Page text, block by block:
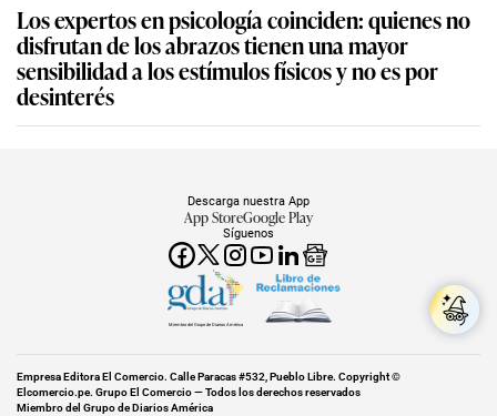
Los expertos en psicología coinciden: quienes no
disfrutan de los abrazos tienen una mayor
sensibilidad a los estímulos físicos y no es por
desinterés
Síguenos
Descarga nuestra App
App StoreGoogle Play
Miembro del Grupo de Diarios América
Empresa Editora El Comercio. Calle Paracas #532, Pueblo Libre. Copyright ©
Elcomercio.pe. Grupo El Comercio — Todos los derechos reservados
Miembro del Grupo de Diarios América